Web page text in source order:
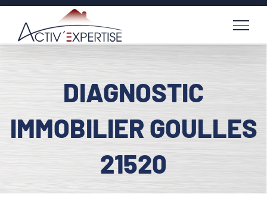
Passer
contenu
DIAGNOSTIC
IMMOBILIER GOULLES
21520